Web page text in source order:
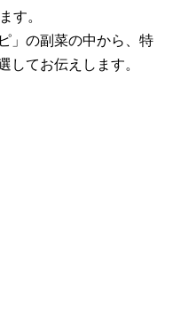
す。
」の副菜の中から、特
してお伝えします。